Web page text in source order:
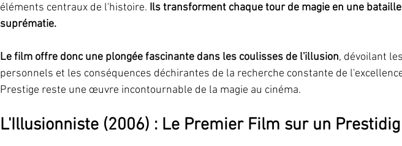
éléments centraux de l'histoire. Ils transforment chaque tour de magie en une
suprématie.
Le film offre donc une plongée fascinante dans les coulisses de l'illusion, dévoilant
personnels et les conséquences déchirantes de la recherche constante de
Prestige reste une œuvre incontournable de la magie au cinéma.
L'Illusionniste (2006) : Le Premier Film sur un